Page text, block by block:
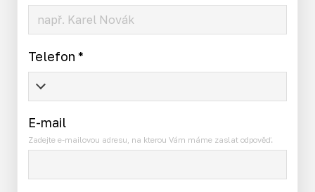
Telefon *
E-mail
Zadejte e-mailovou adresu, na kterou Vám máme zaslat odpověď.